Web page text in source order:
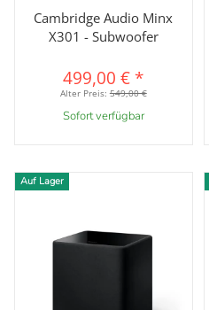
Cambridge Audio Minx
X301 - Subwoofer
499,00 € *
Alter Preis:549,00 €
Sofort verfügbar
Auf Lager